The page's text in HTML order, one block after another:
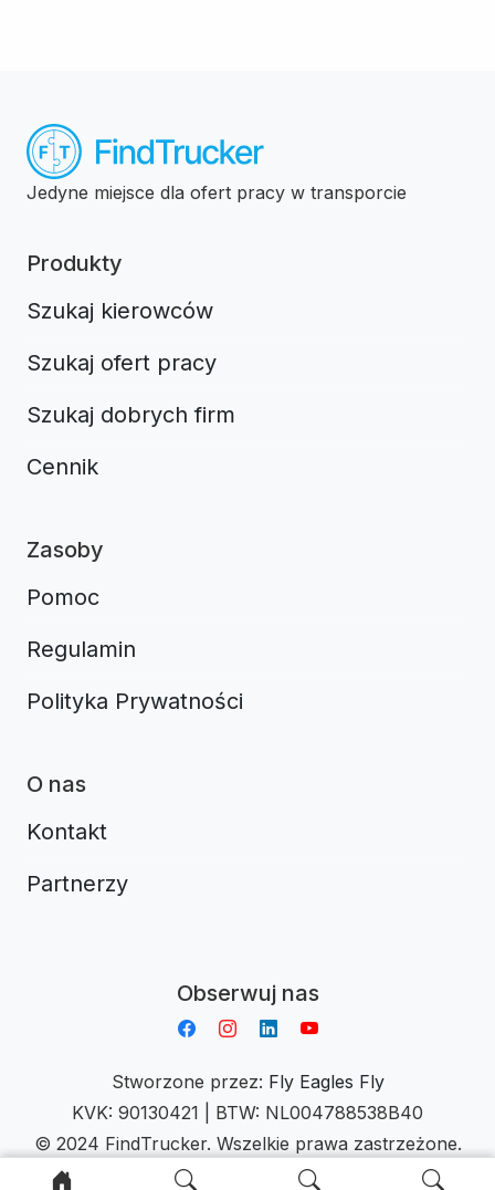
Jedyne miejsce dla ofert pracy w transporcie
Produkty
Szukaj kierowców
Szukaj ofert pracy
Szukaj dobrych firm
Cennik
Zasoby
Pomoc
Regulamin
Polityka Prywatności
O nas
Kontakt
Partnerzy
Obserwuj nas
Stworzone przez: Fly Eagles Fly
KVK: 90130421 | BTW: NL004788538B40
© 2024 FindTrucker. Wszelkie prawa zastrzeżone.